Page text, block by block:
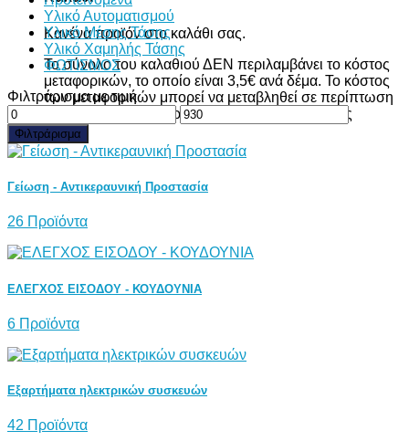
Κανένα προϊόν στο καλάθι σας.
Το σύνολο του καλαθιού ΔΕΝ περιλαμβάνει το κόστος
μεταφορικών, το οποίο είναι 3,5€ ανά δέμα. Το κόστος
των μεταφορικών μπορεί να μεταβληθεί σε περίπτωση
μεγάλου όγκου ή βάρους, κατόπιν συνεννόησης
Υλικό Αυτοματισμού
Υλικό Μέσης Τάσης
Υλικό Χαμηλής Τάσης
ΦΩΤΙΣΜΟΣ
Φιλτράρισμα με τιμή
Ελάχιστη
τιμή
Μέγιστη
τιμή
Φιλτράρισμα
Γείωση - Αντικεραυνική Προστασία
26 Προϊόντα
ΕΛΕΓΧΟΣ ΕΙΣΟΔΟΥ - ΚΟΥΔΟΥΝΙΑ
6 Προϊόντα
Εξαρτήματα ηλεκτρικών συσκευών
42 Προϊόντα